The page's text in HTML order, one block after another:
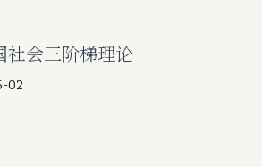
社会三阶梯理论
02